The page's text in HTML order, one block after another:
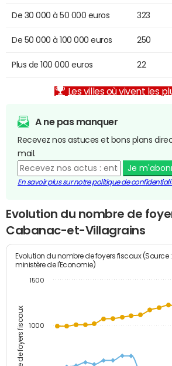
De 30 000 à 50 000 euros 323
De 50 000 à 100 000 euros 250
Plus de 100 000 euros 22
Les villes où vivent les
A ne pas manquer
Recevez nos astuces et bons plans
mail.
Je
En savoir plus sur notre politique de
Evolution du nombre de
Cabanac-et-Villagrains
Nombre de foyers fiscaux
Evolution du nombre de foyers fiscaux (Source
ministère de l'Economie)
1000
1500